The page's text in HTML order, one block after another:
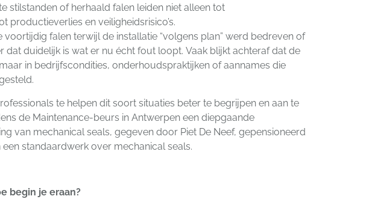
stilstanden of herhaald falen leiden niet alleen tot
productieverlies en veiligheidsrisico’s.
voortijdig falen terwijl de installatie “volgens plan” werd bedreven of
dat duidelijk is wat er nu écht fout loopt. Vaak blijkt achteraf dat de
in bedrijfscondities, onderhoudspraktijken of aannames die
te helpen dit soort situaties beter te begrijpen en aan te
de Maintenance-beurs in Antwerpen een diepgaande
van mechanical seals, gegeven door Piet De Neef, gepensioneerd
standaardwerk over mechanical seals.
begin je eraan?